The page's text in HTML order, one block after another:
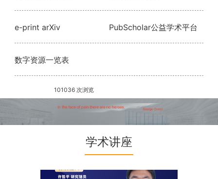
e-print arXiv PubScholar公益学术平台
数字资源一览表
101036 次浏览
学术讲座